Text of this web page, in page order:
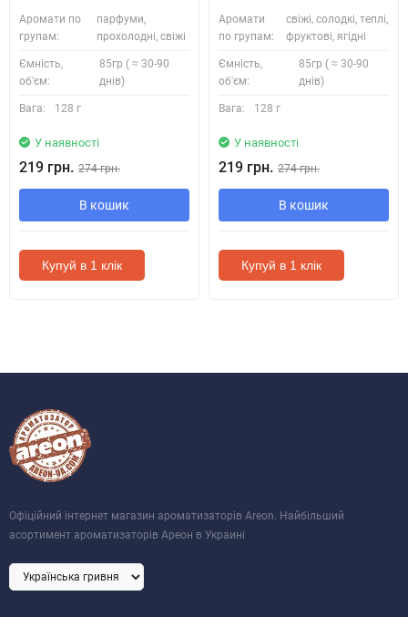
Аромати по
групам:
парфуми,
прохолодні, свіжі
Ємність,
об'єм:
85гр ( ≈ 30-90
днів)
Вага: 128 г
У наявності
219 грн. 274 грн.
В кошик
Купуй в 1 клік
Аромати
по групам:
свіжі, солодкі, теплі,
фруктові, ягідні
Ємність,
об'єм:
85гр ( ≈ 30-90
днів)
Вага: 128 г
У наявності
219 грн. 274 грн.
В кошик
Купуй в 1 клік
Офіційний інтернет магазин ароматизаторів Areon. Найбільший
асортимент ароматизаторів Ареон в Украині